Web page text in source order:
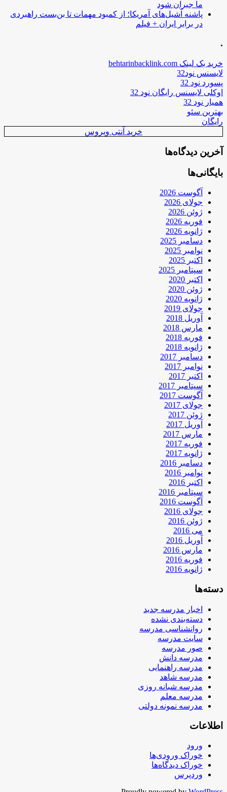
ما جبران شود
پاشنه آشیل‌های آمریکا؛ از کمبود مهمات تا بن‌بست راهبردی
در برابر ایران + فیلم
.
خرید بک لینک behtarinbacklink.com
لایسنس نود32
پسورد نود 32
اوکلی لایسنس رایگان نود 32
همیار نود 32
بهترین سئو
رایگان
خرید آنتی ویروس
آخرین دیدگاه‌ها
بایگانی‌ها
آگوست 2026
جولای 2026
ژوئن 2026
فوریه 2026
ژانویه 2026
دسامبر 2025
نوامبر 2025
اکتبر 2025
سپتامبر 2025
اکتبر 2020
ژوئن 2020
ژانویه 2020
جولای 2019
آوریل 2018
مارس 2018
فوریه 2018
ژانویه 2018
دسامبر 2017
نوامبر 2017
اکتبر 2017
سپتامبر 2017
آگوست 2017
جولای 2017
ژوئن 2017
آوریل 2017
مارس 2017
فوریه 2017
ژانویه 2017
دسامبر 2016
نوامبر 2016
اکتبر 2016
سپتامبر 2016
آگوست 2016
جولای 2016
ژوئن 2016
می 2016
آوریل 2016
مارس 2016
فوریه 2016
ژانویه 2016
دسته‌ها
اخبار مدرسه جدید
دسته‌بندی نشده
روانشناسی مدرسه
سایت مدرسه
صور مدرسه
مدرسه دانش
مدرسه راهنمایی
مدرسه شاهد
مدرسه شبانه روزی
مدرسه معلم
مدرسه نمونه دولتی
اطلاعات
ورود
خوراک ورودی‌ها
خوراک دیدگاه‌ها
وردپرس